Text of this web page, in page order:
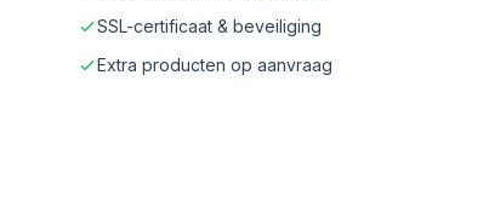
SSL-certificaat & beveiliging
Extra producten op aanvraag